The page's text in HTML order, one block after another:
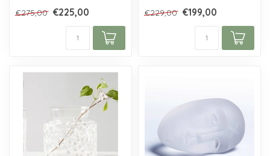
€275,00 €225,00
de...
€229,00 €199,00